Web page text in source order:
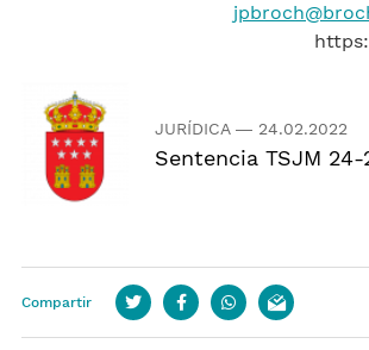
JURÍDICA— 24.02.2022
Sentencia TSJM
Compartir TwitterFacebookwhatsapp
email